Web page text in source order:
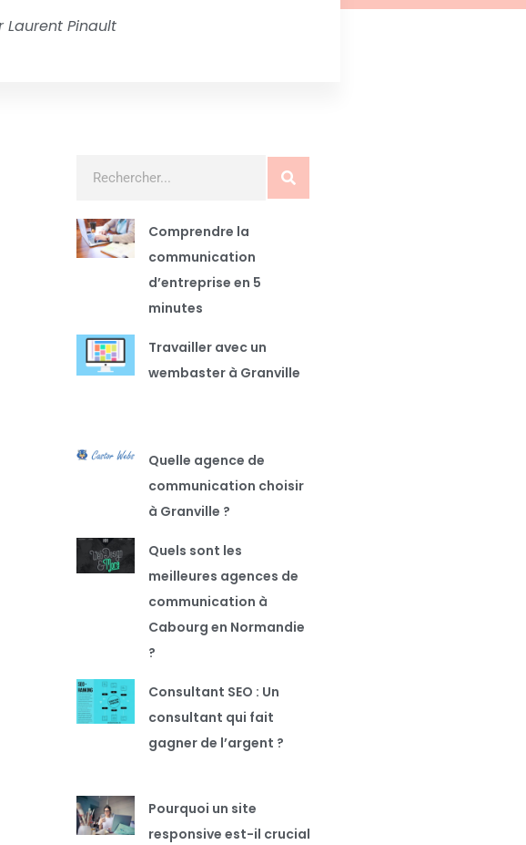
Laurent Pinault
Comprendre la
communication
d’entreprise en 5
minutes
Travailler avec un
wembaster à Granville
Quelle agence de
communication choisir
à Granville ?
Quels sont les
meilleures agences de
communication à
Cabourg en Normandie
?
Consultant SEO : Un
consultant qui fait
gagner de l’argent ?
Pourquoi un site
responsive est-il crucial